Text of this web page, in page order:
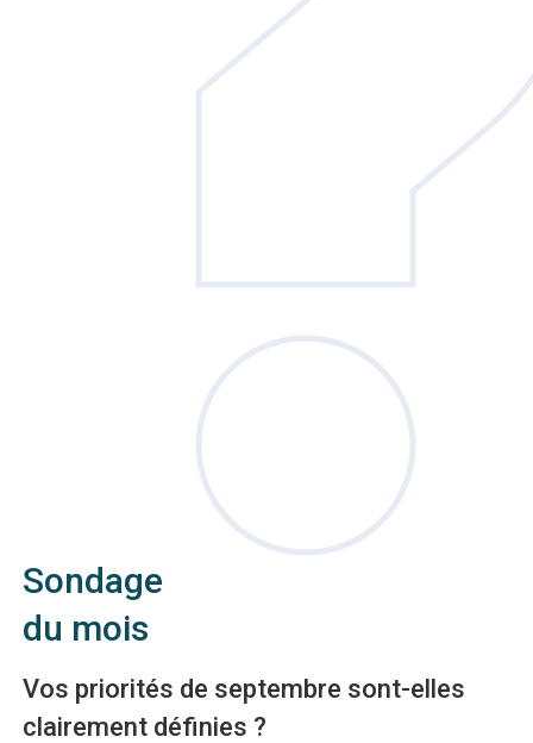
Sondage
du mois
Vos priorités de septembre sont-elles
clairement définies ?